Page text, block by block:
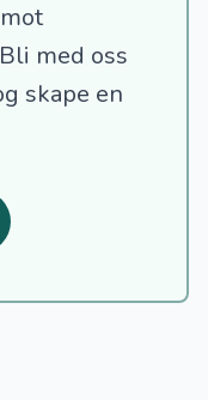
Bli med oss
skape en